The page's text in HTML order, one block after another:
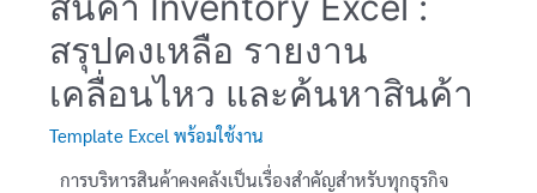
สรุปคงเหลือ รายงาน
เคลื่อนไหว และค้นหาสินค้า
Template Excel พร้อมใช้งาน
การบริหารสินค้าคงคลังเป็นเรื่องสำคัญสำหรับทุกธุรกิจ